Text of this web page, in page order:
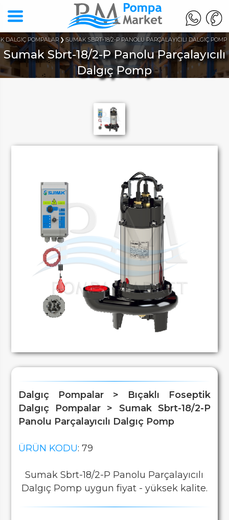
DALGIÇ POMPALAR SUMAK SBRT-18/2-P PANOLU PARÇALAYICILI DALGIÇ POMP
Sumak Sbrt-18/2-P Panolu Parçalayıcılı
Dalgıç Pomp
Dalgıç Pompalar > Bıçaklı Foseptik
Dalgıç Pompalar > Sumak Sbrt-18/2-P
Panolu Parçalayıcılı Dalgıç Pomp
ÜRÜN KODU: 79
Sumak Sbrt-18/2-P Panolu Parçalayıcılı
Dalgıç Pomp uygun fiyat - yüksek kalite.